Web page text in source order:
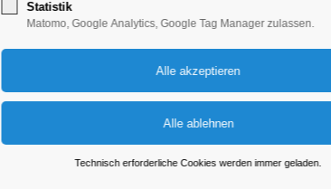
10.09.2025, 14:00–18:00
Statistik
Matomo, Google Analytics, Google Tag Manager zulassen.
Technisch erforderliche Cookies werden immer geladen.